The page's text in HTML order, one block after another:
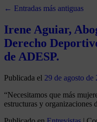
← Entradas más antiguas
Irene Aguiar,
Derecho
de ADESP.​
Publicada el 29 de agosto de
“Necesitamos que más
estructuras y organizaciones